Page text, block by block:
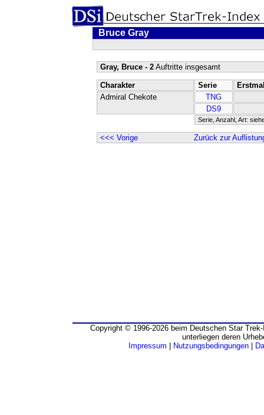
Bruce Gray
Gray, Bruce - 2Auftritte insgesamt
Charakter Serie
Admiral Chekote
TNG
DS9
Serie, Anzahl, Art:
<<< Vorige Zurück zur
Copyright © 1996-2026 beim Deutschen Star
unterliegen deren
Impressum
Nutzungsbedingungen